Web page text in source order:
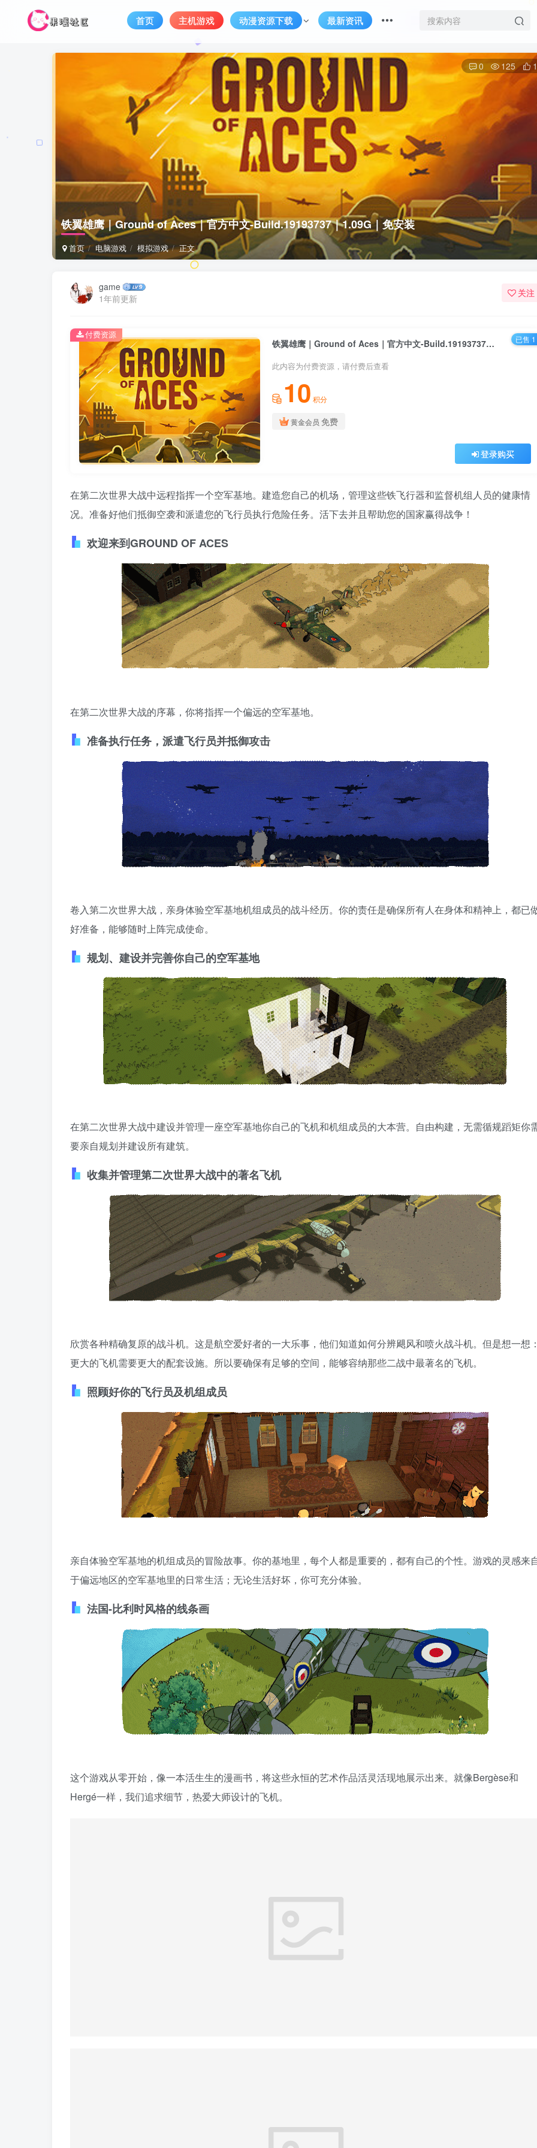
首页 主机游戏 动漫资源下载 最新资讯
铁翼雄鹰｜Ground of Aces｜官方中文-Build.19193737｜1.09G｜免安装
首页 电脑游戏 模拟游戏 正文
0 125
game
1年前更新
关注
铁翼雄鹰｜Ground of Aces｜官方中文-Build.19193737｜1.09G｜免安装
此内容为付费资源，请付费后查看
10 积分
黄金会员 免费
登录购买
付费资源 已售 1
在第二次世界大战中远程指挥一个空军基地。建造您自己的机场，管理这些铁飞行器和监督机组人员的健康情
况。准备好他们抵御空袭和派遣您的飞行员执行危险任务。活下去并且帮助您的国家赢得战争！
欢迎来到GROUND OF ACES
在第二次世界大战的序幕，你将指挥一个偏远的空军基地。
准备执行任务，派遣飞行员并抵御攻击
卷入第二次世界大战，亲身体验空军基地机组成员的战斗经历。你的责任是确保所有人在身体和精神上，都已
好准备，能够随时上阵完成使命。
规划、建设并完善你自己的空军基地
在第二次世界大战中建设并管理一座空军基地你自己的飞机和机组成员的大本营。自由构建，无需循规蹈矩你
要亲自规划并建设所有建筑。
收集并管理第二次世界大战中的著名飞机
欣赏各种精确复原的战斗机。这是航空爱好者的一大乐事，他们知道如何分辨飓风和喷火战斗机。但是想一想
更大的飞机需要更大的配套设施。所以要确保有足够的空间，能够容纳那些二战中最著名的飞机。
照顾好你的飞行员及机组成员
亲自体验空军基地的机组成员的冒险故事。你的基地里，每个人都是重要的，都有自己的个性。游戏的灵感来
于偏远地区的空军基地里的日常生活；无论生活好坏，你可充分体验。
法国-比利时风格的线条画
这个游戏从零开始，像一本活生生的漫画书，将这些永恒的艺术作品活灵活现地展示出来。就像Bergèse和
Hergé一样，我们追求细节，热爱大师设计的飞机。